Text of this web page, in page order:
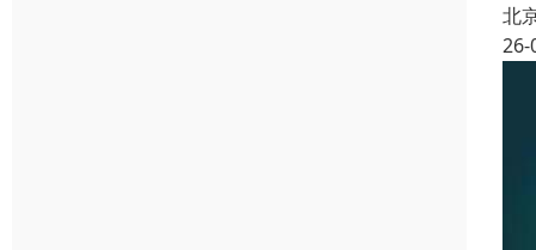
北
26-